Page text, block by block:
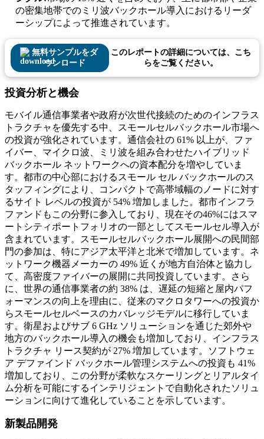
の密集地帯でのミリ波バックホール導入におけるリーダ
ーシップによって推進されています。
無料サンプルをダ
ウンロード
このレポートの詳細については、こち
らをご覧ください。
投資分析と機会
モバイル通信事業者や政府が次世代接続のためのインフラス
トラクチャを優先する中、スモールセルバックホール市場へ
の投資が強化されています。通信会社の 61% 以上が、ファ
イバー、マイクロ波、ミリ波を組み合わせたハイブリッド
バックホール ネットワークへの資本配分を増やしていま
す。都市の中心部におけるスモール セル バックホールのス
タッフィングにより、コンパクトで高帯域幅のノードに対す
るサイト レベルの投資が 54% 増加しました。都市インフラ
ファンドもこの分野に参入しており、現在その46%にはスマ
ートシティポートフォリオの一部としてスモールセル導入が
含まれています。スモールセルバックホール展開への民間部
門の参加は、特にアジア太平洋と北米で増加しています。ネ
ットワーク機器メーカーの 49% 近くが地方自治体と協力し
て、高密度ファイバーの展開に共同投資しています。さら
に、世界の通信事業者の約 38% は、遅延の短縮と屋内パフ
ォーマンスの向上を理由に、従来のマクロタワーへの投資か
らスモールセルベースのカバレッジモデルに移行していま
す。衛星およびサブ 6 GHz ソリューションを通じた郊外や
地方のバックホール導入の機会も増加しており、インフラス
トラクチャ リース契約が 27% 増加しています。ソフトウェ
ア デファインド バックホール管理システムへの投資も 41%
増加しており、この分野が柔軟なスケーリングとリアルタイ
ム分析を可能にするインテリジェントで自動化されたソリュ
ーションに向けて進化していることを示しています。
新製品開発